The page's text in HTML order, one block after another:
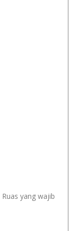
Ruas yang wajib